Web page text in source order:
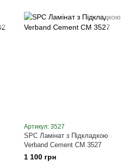
Артикул: 3527
SPC Ламінат з Підкладкою
Verband Cement CM 3527
1 100 грн